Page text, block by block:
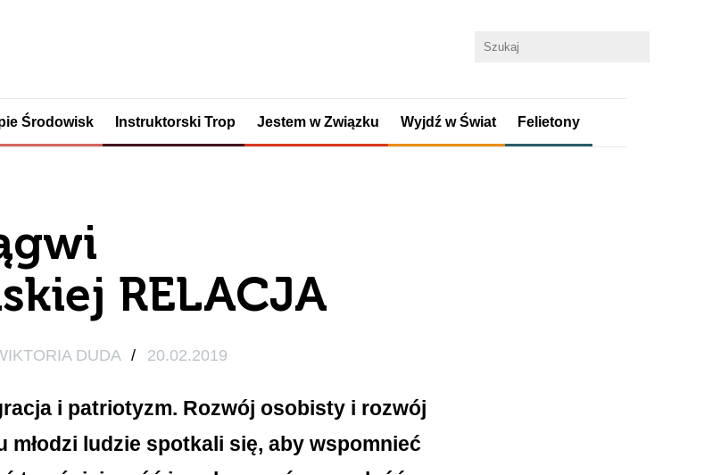
Środowisk Instruktorski Trop Jestem w Związku Wyjdź w Świat Felietony
RELACJA
DUDA / 20.02.2019
i patriotyzm. Rozwój osobisty i rozwój
młodzi ludzie spotkali się, aby wspomnieć